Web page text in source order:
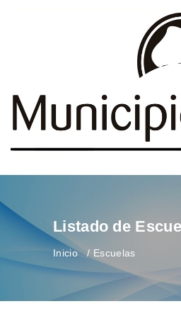
Listado de
Inicio Escuelas